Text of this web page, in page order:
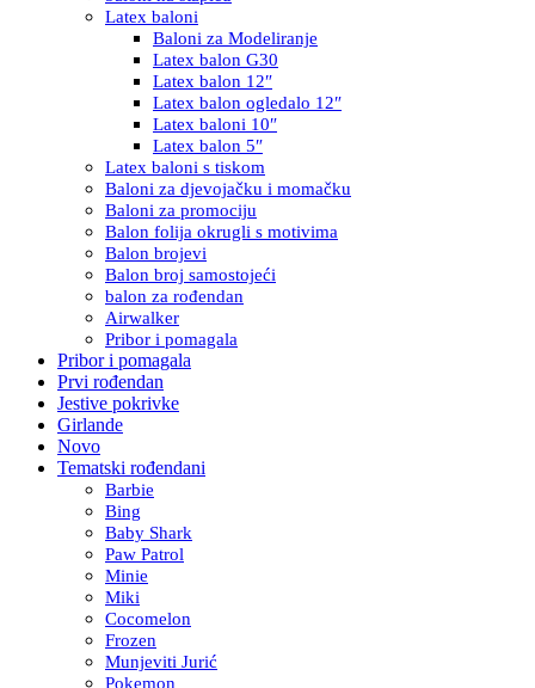
Latex baloni
Baloni za Modeliranje
Latex balon G30
Latex balon 12″
Latex balon ogledalo 12″
Latex baloni 10″
Latex balon 5″
Latex baloni s tiskom
Baloni za djevojačku i momačku
Baloni za promociju
Balon folija okrugli s motivima
Balon brojevi
Balon broj samostojeći
balon za rođendan
Airwalker
Pribor i pomagala
Pribor i pomagala
Prvi rođendan
Jestive pokrivke
Girlande
Novo
Tematski rođendani
Barbie
Bing
Baby Shark
Paw Patrol
Minie
Miki
Cocomelon
Frozen
Munjeviti Jurić
Pokemon